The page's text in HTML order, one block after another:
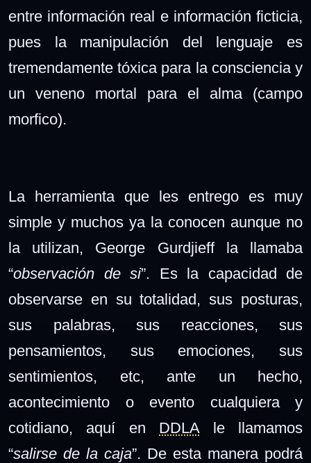
entre información real e información ficticia,
pues la manipulación del lenguaje es
tremendamente tóxica para la consciencia y
un veneno mortal para el alma (campo
morfico).
La herramienta que les entrego es muy
simple y muchos ya la conocen aunque no
la utilizan, George Gurdjieff la llamaba
“observación de si”. Es la capacidad de
observarse en su totalidad, sus posturas,
sus palabras, sus reacciones, sus
pensamientos, sus emociones, sus
sentimientos, etc, ante un hecho,
acontecimiento o evento cualquiera y
cotidiano, aquí en DDLA le llamamos
“salirse de la caja”. De esta manera podrá